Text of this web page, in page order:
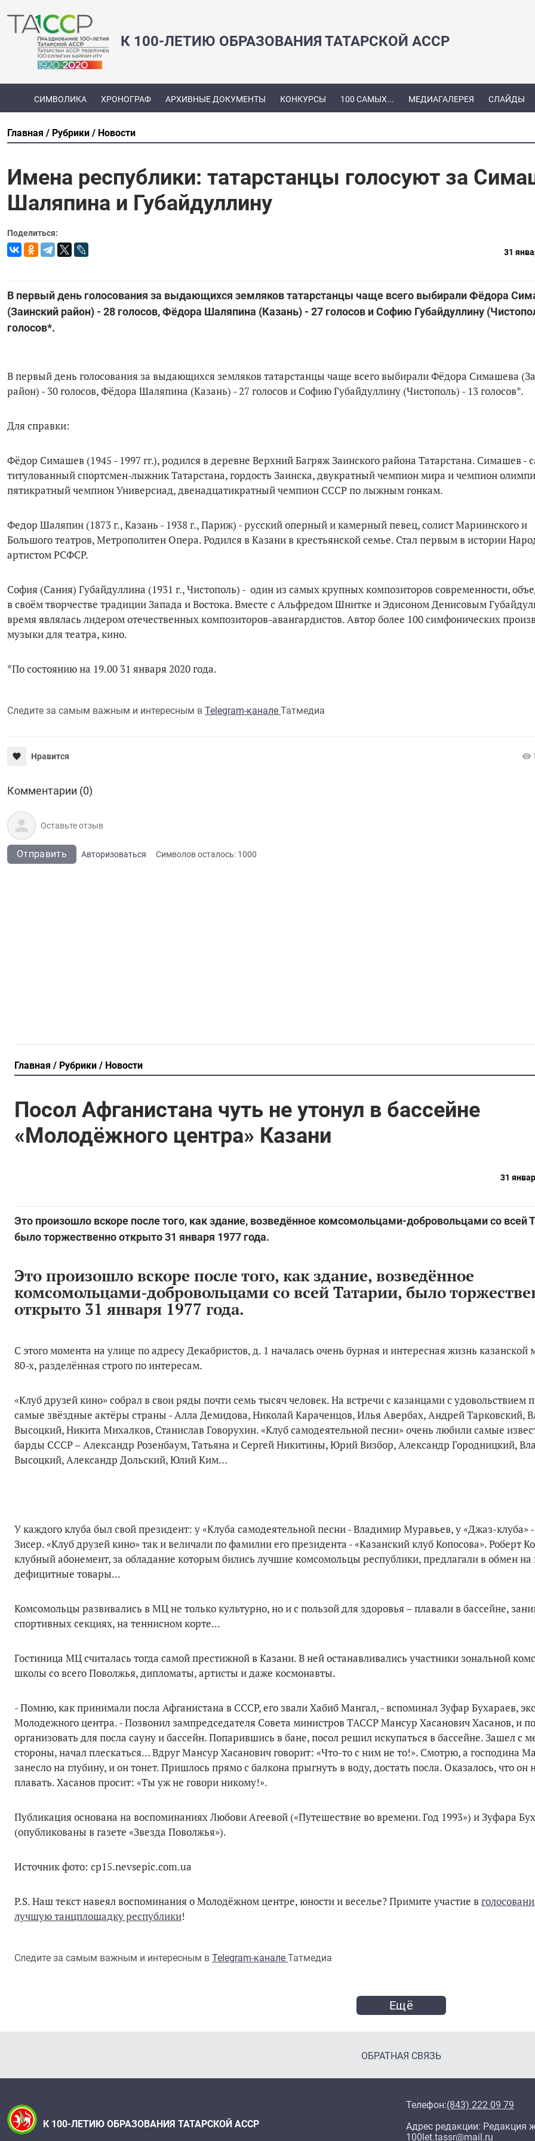
К 100-ЛЕТИЮ ОБРАЗОВАНИЯ ТАТАРСКОЙ АССР
СИМВОЛИКА ХРОНОГРАФ АРХИВНЫЕ ДОКУМЕНТЫ КОНКУРСЫ 100 САМЫХ... МЕДИАГАЛЕРЕЯ СЛАЙДЫ
Главная Рубрики Новости
Имена республики: татарстанцы голосуют за
Шаляпина и Губайдуллину
Поделиться:
31
В первый день голосования за выдающихся земляков татарстанцы чаще всего выбирали Фёдора
(Заинский район) - 28 голосов, Фёдора Шаляпина (Казань) - 27 голосов и Софию Губайдуллину
голосов*.
В первый день голосования за выдающихся земляков татарстанцы чаще всего выбирали Фёдора Симашева
район) - 30 голосов, Фёдора Шаляпина (Казань) - 27 голосов и Софию Губайдуллину (Чистополь) - 13 голосов*.
Для справки:
Фёдор Симашев (1945 - 1997 гг.), родился в деревне Верхний Багряж Заинского района Татарстана. Симашев -
титулованный спортсмен-лыжник Татарстана, гордость Заинска, двукратный чемпион мира и чемпион
пятикратный чемпион Универсиад, двенадцатикратный чемпион СССР по лыжным гонкам.
Федор Шаляпин (1873 г., Казань - 1938 г., Париж) - русский оперный и камерный певец, солист Мариинского и
Большого театров, Метрополитен Опера. Родился в Казани в крестьянской семье. Стал первым в истории
артистом РСФСР.
София (Сания) Губайдуллина (1931 г., Чистополь) - один из самых крупных композиторов современности,
в своём творчестве традиции Запада и Востока. Вместе с Альфредом Шнитке и Эдисоном Денисовым
время являлась лидером отечественных композиторов-авангардистов. Автор более 100 симфонических
музыки для театра, кино.
*По состоянию на 19.00 31 января 2020 года.
Следите за самым важным и интересным в Telegram-канале Татмедиа
Нравится
Комментарии (0)
Отправить Авторизоваться Символов осталось: 1000
Главная Рубрики Новости
Посол Афганистана чуть не утонул в бассейне
«Молодёжного центра» Казани
31
Это произошло вскоре после того, как здание, возведённое комсомольцами-добровольцами со всей
было торжественно открыто 31 января 1977 года.
Это произошло вскоре после того, как здание, возведённое
комсомольцами-добровольцами со всей Татарии, было
открыто 31 января 1977 года.
С этого момента на улице по адресу Декабристов, д. 1 началась очень бурная и интересная жизнь казанской
80-х, разделённая строго по интересам.
«Клуб друзей кино» собрал в свои ряды почти семь тысяч человек. На встречи с казанцами с удовольствием
самые звёздные актёры страны - Алла Демидова, Николай Караченцов, Илья Авербах, Андрей Тарковский,
Высоцкий, Никита Михалков, Станислав Говорухин. «Клуб самодеятельной песни» очень любили самые
барды СССР – Александр Розенбаум, Татьяна и Сергей Никитины, Юрий Визбор, Александр Городницкий,
Высоцкий, Александр Дольский, Юлий Ким…
У каждого клуба был свой президент: у «Клуба самодеятельной песни - Владимир Муравьев, у «Джаз-клуба»
Зисер. «Клуб друзей кино» так и величали по фамилии его президента - «Казанский клуб Копосова». Роберт
клубный абонемент, за обладание которым бились лучшие комсомольцы республики, предлагали в обмен на
дефицитные товары...
Комсомольцы развивались в МЦ не только культурно, но и с пользой для здоровья – плавали в бассейне,
спортивных секциях, на теннисном корте...
Гостиница МЦ считалась тогда самой престижной в Казани. В ней останавливались участники зональной
школы со всего Поволжья, дипломаты, артисты и даже космонавты.
- Помню, как принимали посла Афганистана в СССР, его звали Хабиб Мангал, - вспоминал Зуфар Бухараев,
Молодежного центра. - Позвонил зампредседателя Совета министров ТАССР Мансур Хасанович Хасанов, и
организовать для посла сауну и бассейн. Попарившись в бане, посол решил искупаться в бассейне. Зашел с
стороны, начал плескаться… Вдруг Мансур Хасанович говорит: «Что-то с ним не то!». Смотрю, а господина
занесло на глубину, и он тонет. Пришлось прямо с балкона прыгнуть в воду, достать посла. Оказалось, что он
плавать. Хасанов просит: «Ты уж не говори никому!».
Публикация основана на воспоминаниях Любови Агеевой («Путешествие во времени. Год 1993») и Зуфара
(опубликованы в газете «Звезда Поволжья»).
Источник фото: cp15.nevsepic.com.ua
P.S. Наш текст навеял воспоминания о Молодёжном центре, юности и веселье? Примите участие в
лучшую танцплощадку республики!
Следите за самым важным и интересным в Telegram-канале Татмедиа
Ещё
ОБРАТНАЯ СВЯЗЬ
К 100-ЛЕТИЮ ОБРАЗОВАНИЯ ТАТАРСКОЙ АССР
Телефон:(843) 222 09 79
Адрес редакции: Редакция
100let.tassr@mail.ru